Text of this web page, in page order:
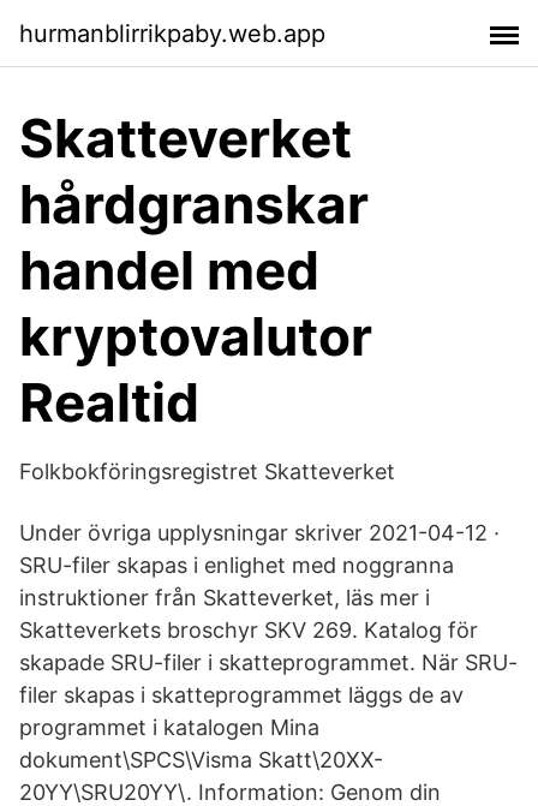
hurmanblirrikpaby.web.app
Skatteverket
hårdgranskar
handel med
kryptovalutor
Realtid
Folkbokföringsregistret Skatteverket
Under övriga upplysningar skriver 2021-04-12 ·
SRU-filer skapas i enlighet med noggranna
instruktioner från Skatteverket, läs mer i
Skatteverkets broschyr SKV 269. Katalog för
skapade SRU-filer i skatteprogrammet. När SRU-
filer skapas i skatteprogrammet läggs de av
programmet i katalogen Mina
dokument\SPCS\Visma Skatt\20XX-
20YY\SRU20YY\. Information: Genom din